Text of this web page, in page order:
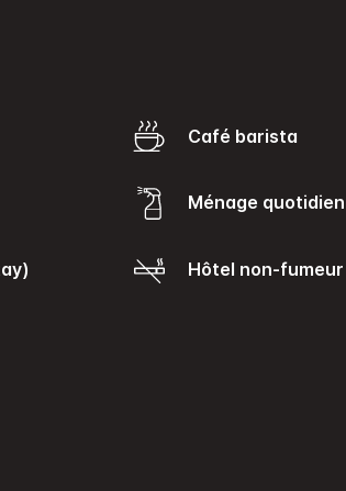
Café barista
Ménage quotidien
Hôtel non-fumeur